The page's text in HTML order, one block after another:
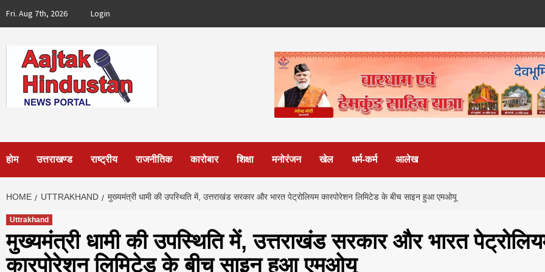
Fri. Aug 7th, 2026 Login
होम उत्तराखण्ड राष्ट्रीय राजनीतिक कारोबार शिक्षा मनोरंजन खेल धर्म-कर्म आलेख
HOME UTTRAKHAND मुख्यमंत्री धामी की उपस्थिति में, उत्तराखंड सरकार और भारत पेट्रोलियम कारपोरेशन लिमिटेड के बीच साइन हुआ एमओयू
Uttrakhand
मुख्यमंत्री धामी की उपस्थिति में, उत्तराखंड सरकार और भारत
कारपोरेशन लिमिटेड के बीच साइन हुआ एमओयू